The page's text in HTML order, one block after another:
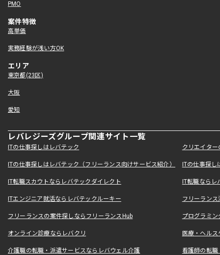
PMO
案件特徴
高単価
実務経験が浅い方OK
エリア
東京都(23区)
大阪
愛知
レバレジーズグループ関連サイト一覧
ITの仕事探しはレバテック クリエイタ
ITの仕事探しはレバテック（フリーランス向けサービス紹介） ITの仕事探
IT転職スカウトならレバテックダイレクト IT転職なら
ITエンジニア就活ならレバテックルーキー フリーラン
フリーランスの案件探しならフリーランスHub プログラミ
オンライン診療ならレバクリ 医療・ヘル
介護職の転職・派遣サービスならレバウェル介護 看護師の転